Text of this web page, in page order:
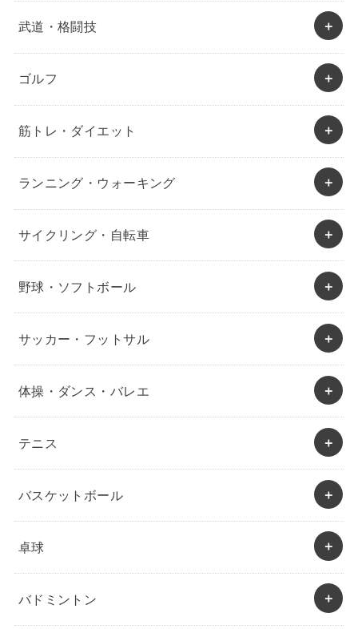
武道・格闘技
ゴルフ
筋トレ・ダイエット
ランニング・ウォーキング
サイクリング・自転車
野球・ソフトボール
サッカー・フットサル
体操・ダンス・バレエ
テニス
バスケットボール
卓球
バドミントン